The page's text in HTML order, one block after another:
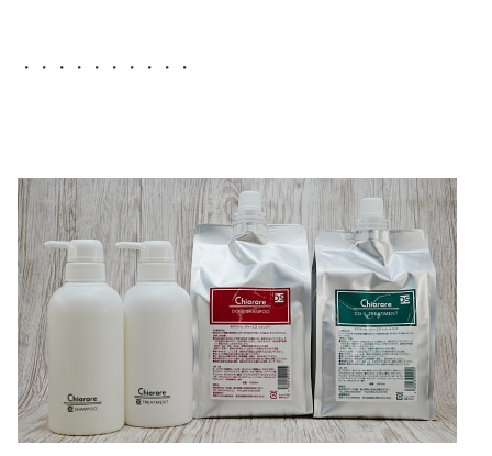
・・・・・・・・・・